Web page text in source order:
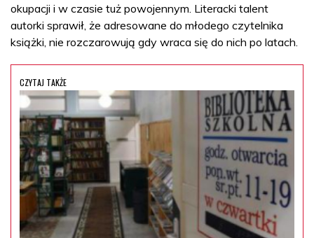
okupacji i w czasie tuż powojennym. Literacki talent
autorki sprawił, że adresowane do młodego czytelnika
książki, nie rozczarowują gdy wraca się do nich po latach.
CZYTAJ TAKŻE